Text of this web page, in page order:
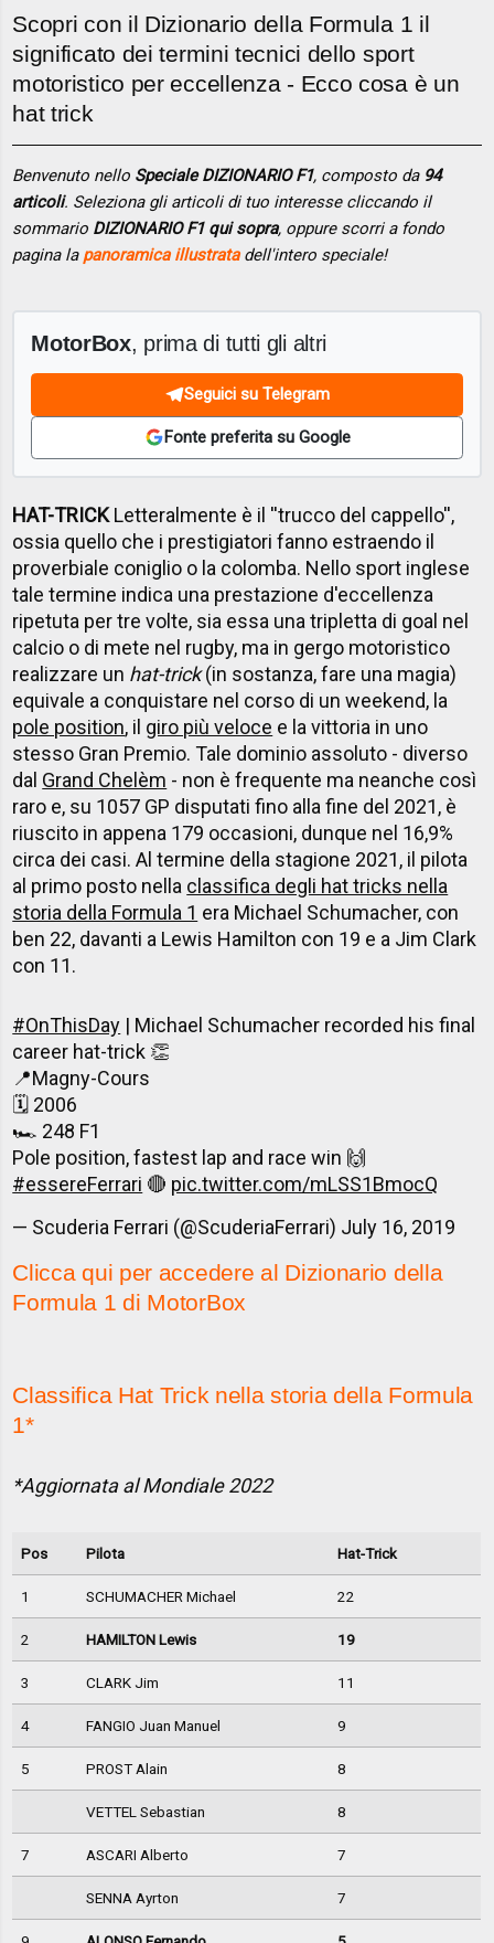
Scopri con il Dizionario della Formula 1 il
significato dei termini tecnici dello sport
motoristico per eccellenza - Ecco cosa è un
hat trick
Benvenuto nello Speciale DIZIONARIO F1, composto da 94
articoli. Seleziona gli articoli di tuo interesse cliccando il
sommario DIZIONARIO F1 qui sopra, oppure scorri a fondo
pagina la panoramica illustratadell'intero speciale!
MotorBox, prima di tutti gli altri
Seguici su Telegram
Fonte preferita su Google
HAT-TRICKLetteralmente è il ''trucco del cappello'',
ossia quello che i prestigiatori fanno estraendo il
proverbiale coniglio o la colomba. Nello sport inglese
tale termine indica una prestazione d'eccellenza
ripetuta per tre volte, sia essa una tripletta di goal nel
calcio o di mete nel rugby, ma in gergo motoristico
realizzare un hat-trick(in sostanza, fare una magia)
equivale a conquistare nel corso di un weekend, la
pole position, il giro più veloce e la vittoria in uno
stesso Gran Premio. Tale dominio assoluto - diverso
dal Grand Chelèm - non è frequente ma neanche così
raro e, su 1057 GP disputati fino alla fine del 2021, è
riuscito in appena 179 occasioni, dunque nel 16,9%
circa dei casi. Al termine della stagione 2021, il pilota
al primo posto nella classifica degli hat tricks nella
storia della Formula 1 era Michael Schumacher, con
ben 22, davanti a Lewis Hamilton con 19 e a Jim Clark
con 11.
#OnThisDay | Michael Schumacher recorded his final
career hat-trick 👏
📍Magny-Cours
🗓 2006
🏎 248 F1
Pole position, fastest lap and race win 🙌
#essereFerrari 🔴 pic.twitter.com/mLSS1BmocQ
— Scuderia Ferrari (@ScuderiaFerrari) July 16, 2019
Clicca qui per accedere al Dizionario della
Formula 1 di MotorBox
Classifica Hat Trick nella storia della Formula
1*
*Aggiornata al Mondiale 2022
Pos Pilota Hat-Trick
1 SCHUMACHER Michael 22
2 HAMILTON Lewis 19
3 CLARK Jim 11
4 FANGIO Juan Manuel 9
5 PROST Alain 8
VETTEL Sebastian 8
7 ASCARI Alberto 7
SENNA Ayrton 7